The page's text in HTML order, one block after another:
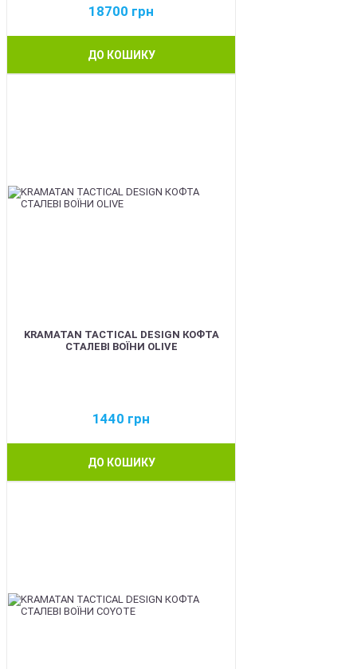
18700 грн
ДО КОШИКУ
KRAMATAN TACTICAL DESIGN КОФТА
СТАЛЕВІ ВОЇНИ OLIVE
1440 грн
ДО КОШИКУ